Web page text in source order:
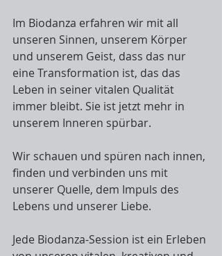
Im Biodanza erfahren wir mit all
unseren Sinnen, unserem Körper
und unserem Geist, dass das nur
eine Transformation ist, das das
Leben in seiner vitalen Qualität
immer bleibt. Sie ist jetzt mehr in
unserem Inneren spürbar.
Wir schauen und spüren nach innen,
finden und verbinden uns mit
unserer Quelle, dem Impuls des
Lebens und unserer Liebe.
Jede Biodanza-Session ist ein Erleben